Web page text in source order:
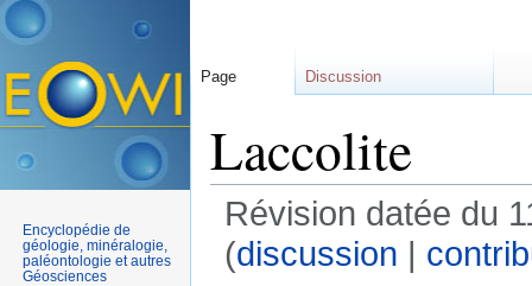
Laccolite
Révision datée du
(discussion |
Page Discussion
Encyclopédie de
géologie, minéralogie,
paléontologie et autres
Géosciences